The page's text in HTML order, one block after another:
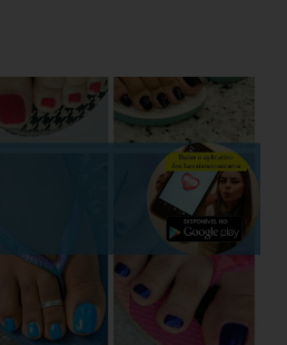
descomplicado e
tipo de visual que mostra
cara, extravagante ou complexa e
glamourosas valorizam peças
pode ter. Hoje você vai ver por
a atriz combinou o modelo
adoram esse clássico
reproduzir o visual da Kelly